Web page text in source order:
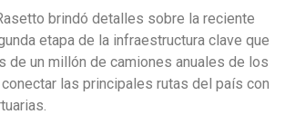
brindó detalles sobre la reciente
etapa de la infraestructura clave que
de un millón de camiones anuales de los
las principales rutas del país con